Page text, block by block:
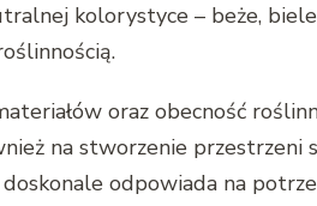
kolorystyce – beże,
oraz obecność
na stworzenie przestrzeni
odpowiada na